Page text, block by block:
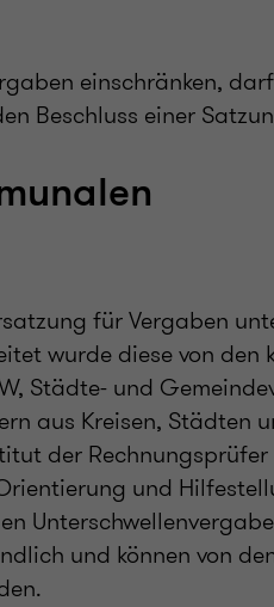
einschränken,
Beschluss einer
für Vergaben
wurde diese von den
Städte- und
aus Kreisen, Städten
der Rechnungsprüfer
und
und können von